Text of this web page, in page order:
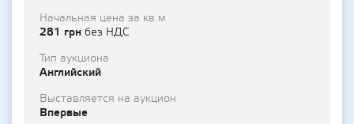
Начальная цена за кв.м
281 грн без НДС
Тип аукциона
Английский
Выставляется на аукцион
Впервые